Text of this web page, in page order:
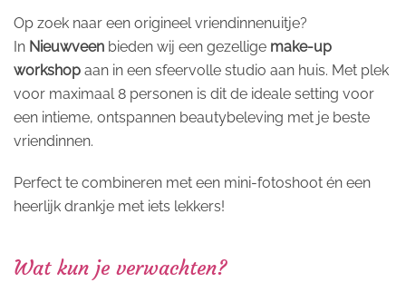
Op zoek naar een origineel vriendinnenuitje?
In Nieuwveen bieden wij een gezellige make-up
workshop aan in een sfeervolle studio aan huis. Met plek
voor maximaal 8 personen is dit de ideale setting voor
een intieme, ontspannen beautybeleving met je beste
vriendinnen.
Perfect te combineren met een mini-fotoshoot én een
heerlijk drankje met iets lekkers!
Wat kun je verwachten?